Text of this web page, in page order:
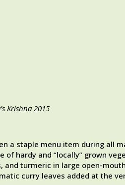
Krishna 2015
a staple menu item during all
hardy and “locally” grown
turmeric in large open-
curry leaves added at the